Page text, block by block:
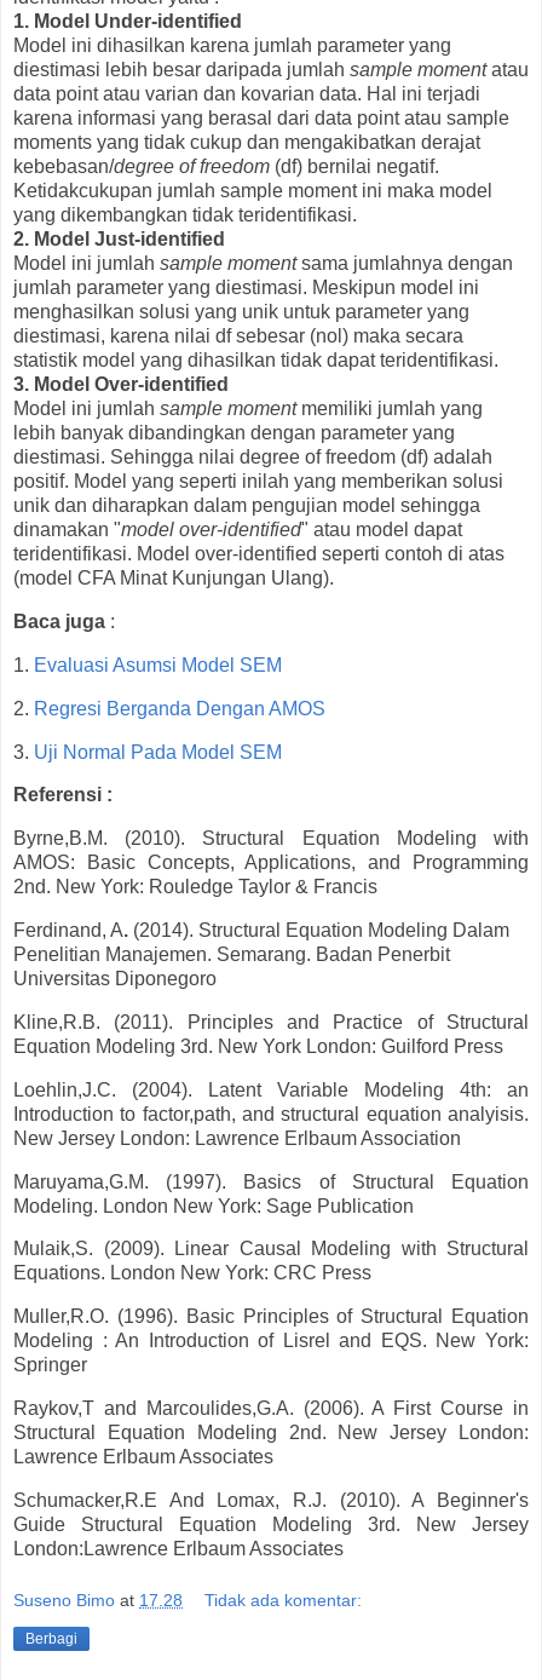
1. Model Under-identified
Model ini dihasilkan karena jumlah parameter yang
diestimasi lebih besar daripada jumlah sample momentatau
data point atau varian dan kovarian data. Hal ini terjadi
karena informasi yang berasal dari data point atau sample
moments yang tidak cukup dan mengakibatkan derajat
kebebasan/degree of freedom (df) bernilai negatif.
Ketidakcukupan jumlah sample moment ini maka model
yang dikembangkan tidak teridentifikasi.
2. Model Just-identified
Model ini jumlah sample momentsama jumlahnya dengan
jumlah parameter yang diestimasi. Meskipun model ini
menghasilkan solusi yang unik untuk parameter yang
diestimasi, karena nilai df sebesar (nol) maka secara
statistik model yang dihasilkan tidak dapat teridentifikasi.
3. Model Over-identified
Model ini jumlah sample moment memiliki jumlah yang
lebih banyak dibandingkan dengan parameter yang
diestimasi. Sehingga nilai degree of freedom (df) adalah
positif. Model yang seperti inilah yang memberikan solusi
unik dan diharapkan dalam pengujian model sehingga
dinamakan "model over-identified" atau model dapat
teridentifikasi. Model over-identified seperti contoh di atas
(model CFA Minat Kunjungan Ulang).
Baca juga :
1. Evaluasi Asumsi Model SEM
2. Regresi Berganda Dengan AMOS
3. Uji Normal Pada Model SEM
Referensi :
Byrne,B.M. (2010). Structural Equation Modeling with
AMOS: Basic Concepts, Applications, and Programming
2nd. New York: Rouledge Taylor & Francis
Ferdinand, A. (2014). Structural Equation Modeling Dalam
Penelitian Manajemen. Semarang. Badan Penerbit
Universitas Diponegoro
Kline,R.B. (2011). Principles and Practice of Structural
Equation Modeling 3rd. New York London: Guilford Press
Loehlin,J.C. (2004). Latent Variable Modeling 4th: an
Introduction to factor,path, and structural equation analyisis.
New Jersey London: Lawrence Erlbaum Association
Maruyama,G.M. (1997). Basics of Structural Equation
Modeling. London New York: Sage Publication
Mulaik,S. (2009). Linear Causal Modeling with Structural
Equations. London New York: CRC Press
Muller,R.O. (1996). Basic Principles of Structural Equation
Modeling : An Introduction of Lisrel and EQS. New York:
Springer
Raykov,T and Marcoulides,G.A. (2006). A First Course in
Structural Equation Modeling 2nd. New Jersey London:
Lawrence Erlbaum Associates
Schumacker,R.E And Lomax, R.J. (2010). A Beginner's
Guide Structural Equation Modeling 3rd. New Jersey
London:Lawrence Erlbaum Associates
Suseno Bimo at 17.28 Tidak ada komentar:
Berbagi